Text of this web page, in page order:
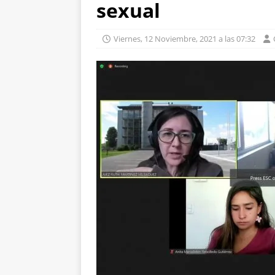
sexual
Viernes, 12 Noviembre, 2021 a las 07:32